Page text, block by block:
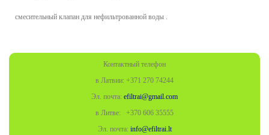
смесительный клапан для нефильтрованной воды .
Контактный телефон
в Латвии: +371 270 74244
Эл. почта: efiltrai@gmail.com
в Литве: +370 606 35555
Эл. почта: info@efiltrai.lt